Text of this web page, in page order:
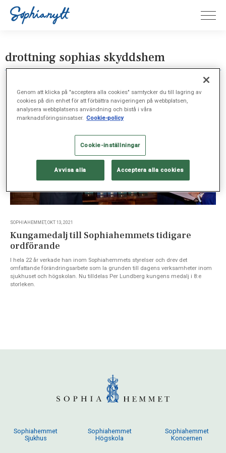
drottning sophias skyddshem
SOPHIAHEMMET, OKT 13, 2021
Kungamedalj till Sophiahemmets tidigare
ordförande
I hela 22 år verkade han inom Sophiahemmets styrelser och drev det
omfattande förändringsarbete som la grunden till dagens verksamheter inom
sjukhuset och högskolan. Nu tilldelas Per Lundberg kungens medalj i 8:e
storleken.
Sophiahemmet
Sjukhus
Sophiahemmet
Högskola
Sophiahemmet
Koncernen
Genom att klicka på "acceptera alla cookies" samtycker du till lagring av
cookies på din enhet för att förbättra navigeringen på webbplatsen,
analysera webbplatsens användning och bistå i våra
marknadsföringsinsatser. Cookie-policy
Cookie-inställningar
Avvisa alla Acceptera alla cookies